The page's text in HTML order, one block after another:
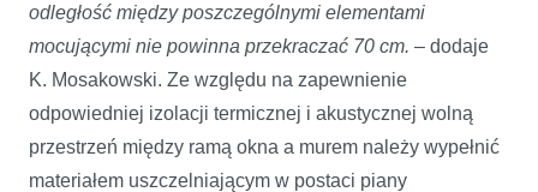
odległość między poszczególnymi elementami
mocującymi nie powinna przekraczać 70 cm. – dodaje
K. Mosakowski. Ze względu na zapewnienie
odpowiedniej izolacji termicznej i akustycznej wolną
przestrzeń między ramą okna a murem należy wypełnić
materiałem uszczelniającym w postaci piany